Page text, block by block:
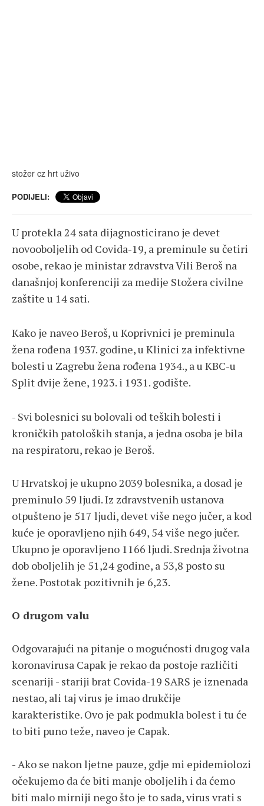
stožer cz hrt uživo
PODIJELI:
U protekla 24 sata dijagnosticirano je devet
novooboljelih od Covida-19, a preminule su četiri
osobe, rekao je ministar zdravstva Vili Beroš na
današnjoj konferenciji za medije Stožera civilne
zaštite u 14 sati.
Kako je naveo Beroš, u Koprivnici je preminula
žena rođena 1937. godine, u Klinici za infektivne
bolesti u Zagrebu žena rođena 1934., a u KBC-u
Split dvije žene, 1923. i 1931. godište.
- Svi bolesnici su bolovali od teških bolesti i
kroničkih patoloških stanja, a jedna osoba je bila
na respiratoru, rekao je Beroš.
U Hrvatskoj je ukupno 2039 bolesnika, a dosad je
preminulo 59 ljudi. Iz zdravstvenih ustanova
otpušteno je 517 ljudi, devet više nego jučer, a kod
kuće je oporavljeno njih 649, 54 više nego jučer.
Ukupno je oporavljeno 1166 ljudi. Srednja životna
dob oboljelih je 51,24 godine, a 53,8 posto su
žene. Postotak pozitivnih je 6,23.
O drugom valu
Odgovarajući na pitanje o mogućnosti drugog vala
koronavirusa Capak je rekao da postoje različiti
scenariji - stariji brat Covida-19 SARS je iznenada
nestao, ali taj virus je imao drukčije
karakteristike. Ovo je pak podmukla bolest i tu će
to biti puno teže, naveo je Capak.
- Ako se nakon ljetne pauze, gdje mi epidemiolozi
očekujemo da će biti manje oboljelih i da ćemo
biti malo mirniji nego što je to sada, virus vrati s